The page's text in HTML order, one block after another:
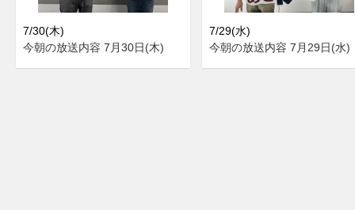
7/30(木)
今朝の放送内容 7月30日(木)
7/29(水)
今朝の放送内容 7月29日(水)